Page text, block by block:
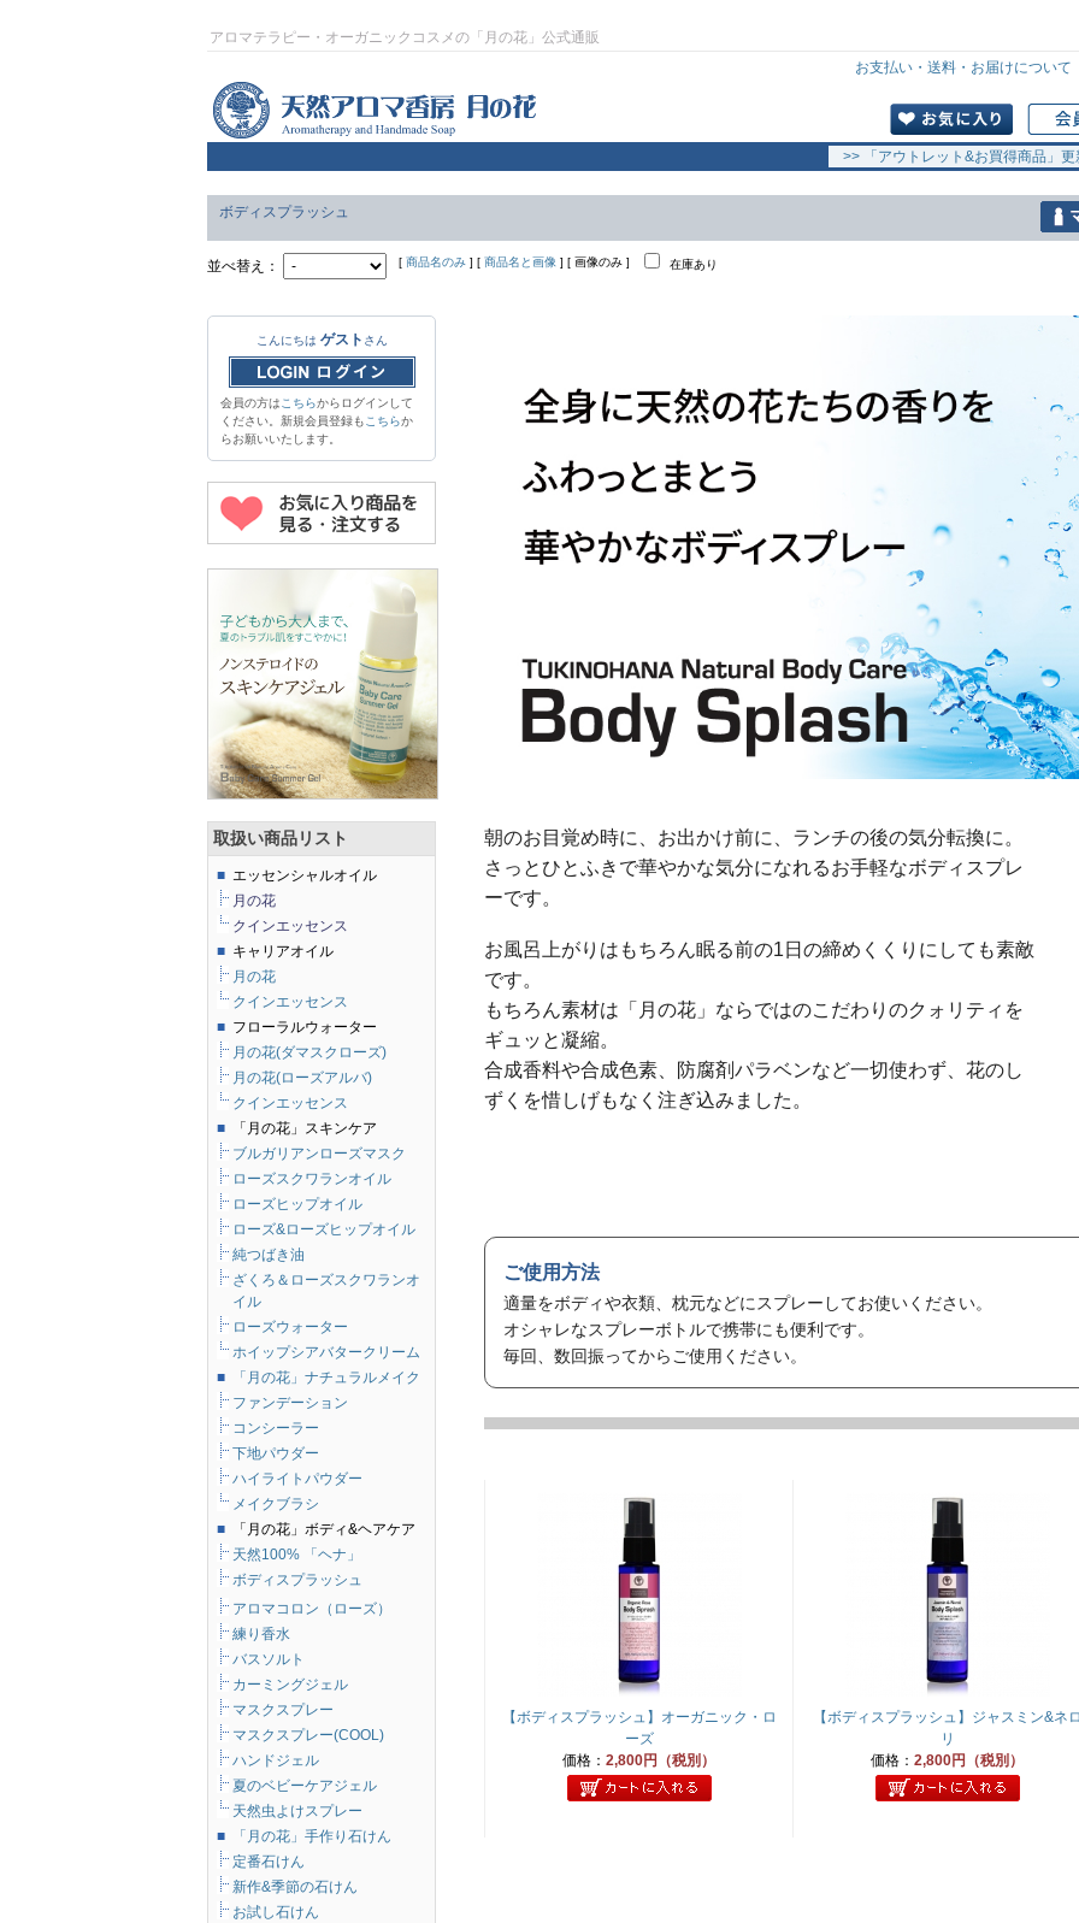
アロマテラピー・オーガニックコスメの「月の花」公式通販
お支払い・送料・お届けについて
>> 「アウトレット&お買得商品」更
ボディスプラッシュ
並べ替え： [ 商品名のみ ] [ 商品名と画像 ] [ 画像のみ ] 在庫あり
朝のお目覚め時に、お出かけ前に、ランチの後の気分転換に。
さっとひとふきで華やかな気分になれるお手軽なボディスプレ
ーです。
お風呂上がりはもちろん眠る前の1日の締めくくりにしても素敵
です。
もちろん素材は「月の花」ならではのこだわりのクォリティを
ギュッと凝縮。
合成香料や合成色素、防腐剤パラベンなど一切使わず、花のし
ずくを惜しげもなく注ぎ込みました。
ご使用方法
適量をボディや衣類、枕元などにスプレーしてお使いください。
オシャレなスプレーボトルで携帯にも便利です。
毎回、数回振ってからご使用ください。
【ボディスプラッシュ】オーガニック・ロ
ーズ
価格： 2,800円（税別）
【ボディスプラッシュ】ジャスミン&ネ
リ
価格： 2,800円（税別）
こんにちは ゲスト さん
会員の方はこちらからログインして
ください。新規会員登録もこちらか
らお願いいたします。
取扱い商品リスト
■ エッセンシャルオイル
月の花
クインエッセンス
■ キャリアオイル
月の花
クインエッセンス
■ フローラルウォーター
月の花(ダマスクローズ)
月の花(ローズアルバ)
クインエッセンス
■
「月の花」スキンケア
ブルガリアンローズマスク
ローズスクワランオイル
ローズヒップオイル
ローズ&ローズヒップオイル
純つばき油
ざくろ＆ローズスクワランオ
イル
ローズウォーター
ホイップシアバタークリーム
■
「月の花」ナチュラルメイク
ファンデーション
コンシーラー
下地パウダー
ハイライトパウダー
メイクブラシ
■
「月の花」ボディ&ヘアケア
天然100% 「ヘナ」
ボディスプラッシュ
アロマコロン（ローズ）
練り香水
バスソルト
カーミングジェル
マスクスプレー
マスクスプレー(COOL)
ハンドジェル
夏のベビーケアジェル
天然虫よけスプレー
■
「月の花」手作り石けん
定番石けん
新作&季節の石けん
お試し石けん